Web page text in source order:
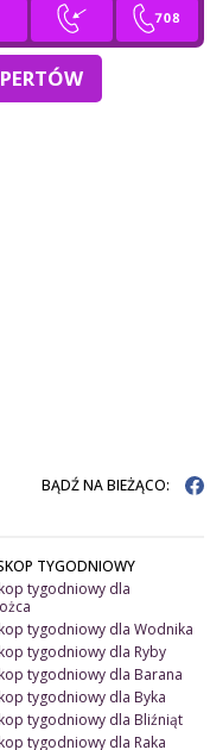
BĄDŹ NA BIEŻĄCO:
TYGODNIOWY
tygodniowy dla
tygodniowy dla Wodnika
tygodniowy dla Ryby
tygodniowy dla Barana
tygodniowy dla Byka
tygodniowy dla Bliźniąt
tygodniowy dla Raka